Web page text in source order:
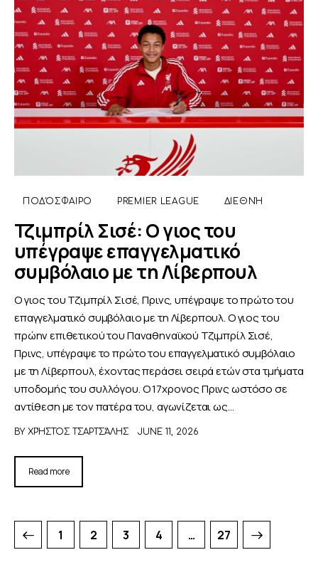
ΠΟΔΌΣΦΑΙΡΟ PREMIER LEAGUE ΔΙΕΘΝΉ
Τζιμπρίλ Σισέ: Ο γιος του
υπέγραψε επαγγελματικό
συμβόλαιο με τη Λίβερπουλ
Ο γιος του Τζιμπρίλ Σισέ, Πρινς, υπέγραψε το πρώτο του
επαγγελματικό συμβόλαιο με τη Λίβερπουλ. Ο γιος του
πρώην επιθετικού του Παναθηναϊκού Τζιμπρίλ Σισέ,
Πρινς, υπέγραψε το πρώτο του επαγγελματικό συμβόλαιο
με τη Λίβερπουλ, έχοντας περάσει σειρά ετών στα τμήματα
υποδομής του συλλόγου. Ο 17χρονος Πρινς ωστόσο σε
αντίθεση με τον πατέρα του, αγωνίζεται ως…
BY ΧΡΉΣΤΟΣ ΤΣΑΡΤΣΆΛΗΣ JUNE 11, 2026
Read more
1 2 3 4 … 27
>